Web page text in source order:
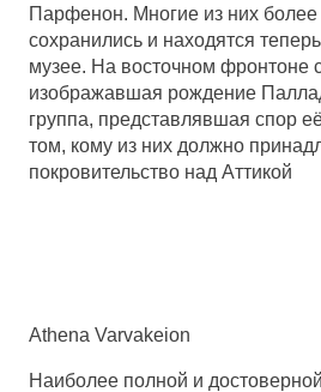
Парфенон. Многие из них
сохранились и находятся
музее. На восточном фронтоне
изображавшая рождение
группа, представлявшая спор
том, кому из них должно
покровительство над Аттикой
Athena Varvakeion
Наиболее полной и достоверной